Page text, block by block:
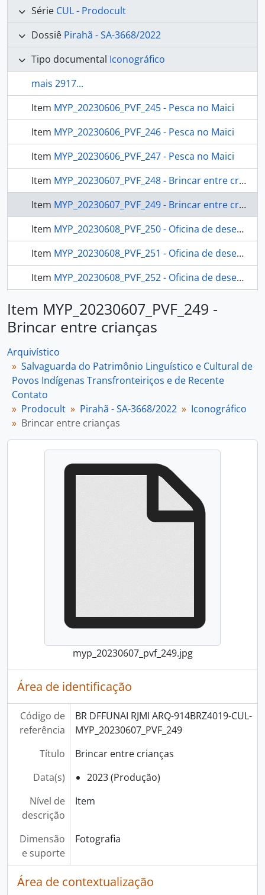
Série CUL - Prodocult
Dossiê Pirahã - SA-3668/2022
Tipo documental Iconográfico
mais 2917...
Item MYP_20230606_PVF_245 - Pesca no Maici
Item MYP_20230606_PVF_246 - Pesca no Maici
Item MYP_20230606_PVF_247 - Pesca no Maici
Item MYP_20230607_PVF_248 - Brincar entre crianças
Item MYP_20230607_PVF_249 - Brincar entre crianças
Item MYP_20230608_PVF_250 - Oficina de desenho
Item MYP_20230608_PVF_251 - Oficina de desenho
Item MYP_20230608_PVF_252 - Oficina de desenho
Item MYP_20230608_PVF_253 - Oficina de desenho
mais 278...
Item MYP_20230607_PVF_249 -
Brincar entre crianças
Arquivístico
Salvaguarda do Patrimônio Linguístico e Cultural de
Povos Indígenas Transfronteiriços e de Recente
Contato
Prodocult
Pirahã - SA-3668/2022
Iconográfico
Brincar entre crianças
myp_20230607_pvf_249.jpg
Área de identificação
Código de
referência
BR DFFUNAI RJMI ARQ-914BRZ4019-CUL-
MYP_20230607_PVF_249
Título
Brincar entre crianças
Data(s)
2023 (Produção)
Nível de
descrição
Item
Dimensão
e suporte
Fotografia
Área de contextualização